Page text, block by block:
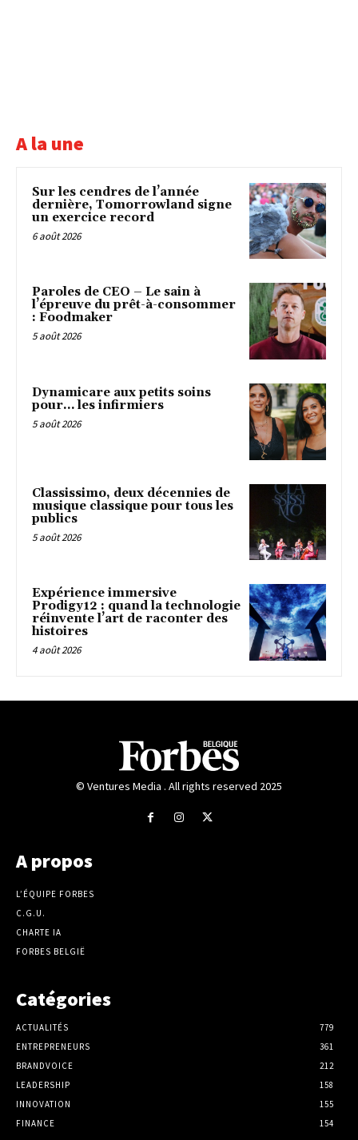
A la une
Sur les cendres de l’année
dernière, Tomorrowland signe
un exercice record
6 août 2026
Paroles de CEO – Le sain à
l’épreuve du prêt-à-consommer
: Foodmaker
5 août 2026
Dynamicare aux petits soins
pour… les infirmiers
5 août 2026
Classissimo, deux décennies de
musique classique pour tous les
publics
5 août 2026
Expérience immersive
Prodigy12 : quand la technologie
réinvente l’art de raconter des
histoires
4 août 2026
© Ventures Media . All rights reserved 2025
A propos
L’ÉQUIPE FORBES
C.G.U.
CHARTE IA
FORBES BELGIË
Catégories
ACTUALITÉS
779
ENTREPRENEURS
361
BRANDVOICE
212
LEADERSHIP
158
INNOVATION
155
FINANCE
154